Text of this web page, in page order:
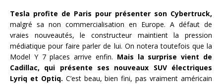
Tesla profite de Paris pour présenter son Cybertruck,
malgré sa non commercialisation en Europe. A défaut de
vraies nouveautés, le constructeur maintient la pression
médiatique pour faire parler de lui. On notera toutefois que la
Model Y 7 places arrive enfin. Mais la surprise vient de
Cadillac, qui présente ses nouveaux SUV électriques
Lyriq et Optiq. C’est beau, bien fini, pas vraiment américain